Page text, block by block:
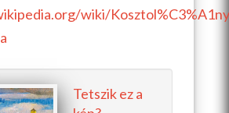
wiki/
Tetszik ez a